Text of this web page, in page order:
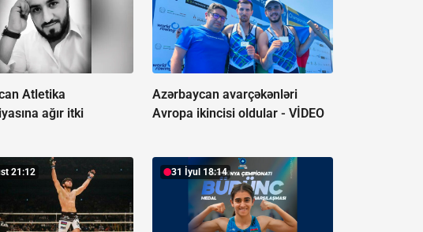
Atletika
ağır itki
Azərbaycan avarçəkənləri
Avropa ikincisi oldular - VİDEO
21:12 31 İyul 18:14